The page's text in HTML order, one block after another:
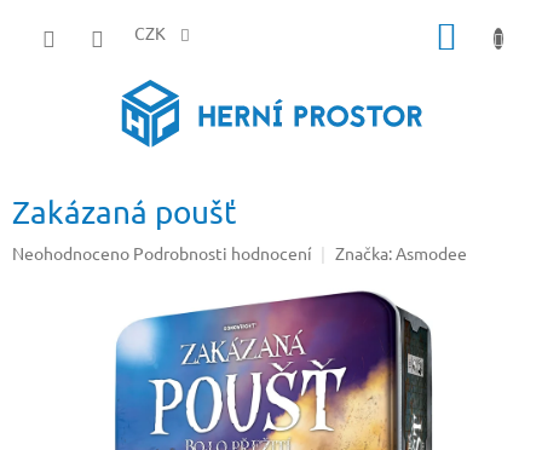
CZK
Zakázaná poušť
Průměrné
Neohodnoceno Podrobnosti hodnocení Značka:Asmodee